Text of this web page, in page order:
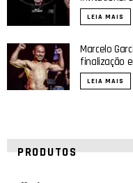
LEIA MAIS
Marcelo
finalização
LEIA MAIS
PRODUTOS